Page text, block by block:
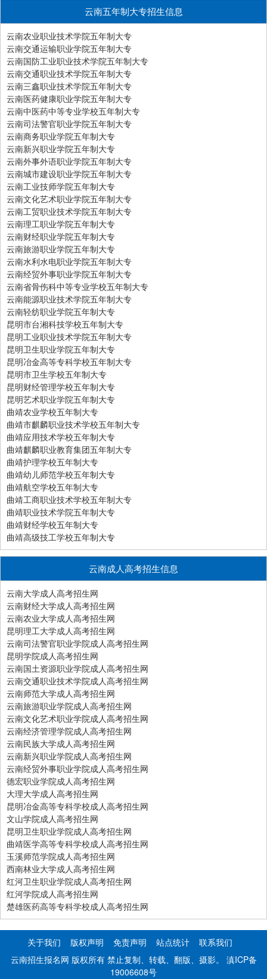
云南五年制大专招生信息
云南农业职业技术学院五年制大专
云南交通运输职业学院五年制大专
云南国防工业职业技术学院五年制大专
云南交通职业技术学院五年制大专
云南三鑫职业技术学院五年制大专
云南医药健康职业学院五年制大专
云南中医药中等专业学校五年制大专
云南司法警官职业学院五年制大专
云南商务职业学院五年制大专
云南新兴职业学院五年制大专
云南外事外语职业学院五年制大专
云南城市建设职业学院五年制大专
云南工业技师学院五年制大专
云南文化艺术职业学院五年制大专
云南工贸职业技术学院五年制大专
云南理工职业学院五年制大专
云南财经职业学院五年制大专
云南旅游职业学院五年制大专
云南水利水电职业学院五年制大专
云南经贸外事职业学院五年制大专
云南省骨伤科中等专业学校五年制大专
云南能源职业技术学院五年制大专
云南轻纺职业学院五年制大专
昆明市台湘科技学校五年制大专
昆明工业职业技术学院五年制大专
昆明卫生职业学院五年制大专
昆明冶金高等专科学校五年制大专
昆明市卫生学校五年制大专
昆明财经管理学校五年制大专
昆明艺术职业学院五年制大专
曲靖农业学校五年制大专
曲靖市麒麟职业技术学校五年制大专
曲靖应用技术学校五年制大专
曲靖麒麟职业教育集团五年制大专
曲靖护理学校五年制大专
曲靖幼儿师范学校五年制大专
曲靖航空学校五年制大专
曲靖工商职业技术学校五年制大专
曲靖职业技术学院五年制大专
曲靖财经学校五年制大专
曲靖高级技工学校五年制大专
云南成人高考招生信息
云南大学成人高考招生网
云南财经大学成人高考招生网
云南农业大学成人高考招生网
昆明理工大学成人高考招生网
云南司法警官职业学院成人高考招生网
昆明学院成人高考招生网
云南国土资源职业学院成人高考招生网
云南交通职业技术学院成人高考招生网
云南师范大学成人高考招生网
云南旅游职业学院成人高考招生网
云南文化艺术职业学院成人高考招生网
云南经济管理学院成人高考招生网
云南民族大学成人高考招生网
云南新兴职业学院成人高考招生网
云南经贸外事职业学院成人高考招生网
德宏职业学院成人高考招生网
大理大学成人高考招生网
昆明冶金高等专科学校成人高考招生网
文山学院成人高考招生网
昆明卫生职业学院成人高考招生网
曲靖医学高等专科学校成人高考招生网
玉溪师范学院成人高考招生网
西南林业大学成人高考招生网
红河卫生职业学院成人高考招生网
红河学院成人高考招生网
楚雄医药高等专科学校成人高考招生网
关于我们 版权声明 免责声明 站点统计
联系我们
云南招生报名网 版权所有 禁止复制、转载、翻版、摄影。 滇ICP备
19006608号